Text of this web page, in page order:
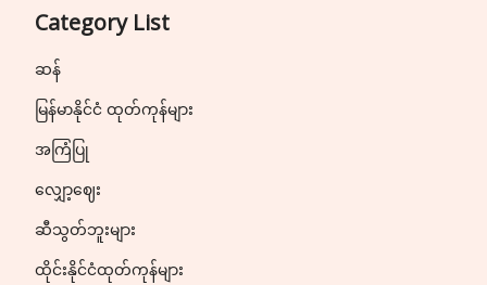
Category List
ဆန်
မြန်မာနိုင်ငံ ထုတ်ကုန်များ
အကြံပြု
လျှော့ဈေး
ဆီသွတ်ဘူးများ
ထိုင်းနိုင်ငံထုတ်ကုန်များ